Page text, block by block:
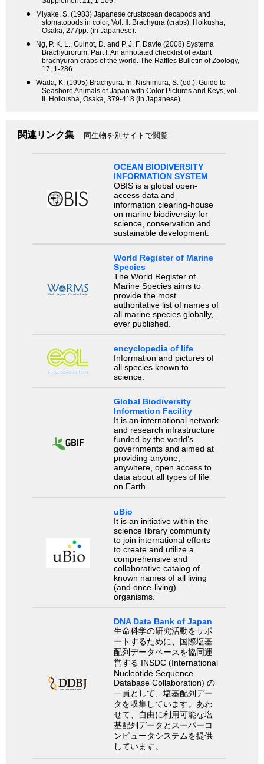
●
Miyake, S. (1983) Japanese crustacean decapods and
stomatopods in color, Vol. Ⅱ. Brachyura (crabs). Hoikusha,
Osaka, 277pp. (in Japanese).
●
Ng, P. K. L., Guinot, D. and P. J. F. Davie (2008) Systema
Brachyurorum: Part I. An annotated checklist of extant
brachyuran crabs of the world. The Raffles Bulletin of Zoology,
17, 1-286.
●
Wada, K. (1995) Brachyura. In: Nishimura, S. (ed.), Guide to
Seashore Animals of Japan with Color Pictures and Keys, vol.
II. Hoikusha, Osaka, 379-418 (in Japanese).
関連リンク集 同生物を別サイトで閲覧
OCEAN BIODIVERSITY
INFORMATION SYSTEM
OBIS is a global open-
access data and
information clearing-house
on marine biodiversity for
science, conservation and
sustainable development.
World Register of Marine
Species
The World Register of
Marine Species aims to
provide the most
authoritative list of names of
all marine species globally,
ever published.
encyclopedia of life
Information and pictures of
all species known to
science.
Global Biodiversity
Information Facility
It is an international network
and research infrastructure
funded by the world’s
governments and aimed at
providing anyone,
anywhere, open access to
data about all types of life
on Earth.
uBio
It is an initiative within the
science library community
to join international efforts
to create and utilize a
comprehensive and
collaborative catalog of
known names of all living
(and once-living)
organisms.
DNA Data Bank of Japan
生命科学の研究活動をサポ
ートするために、国際塩基
配列データベースを協同運
営する INSDC (International
Nucleotide Sequence
Database Collaboration) の
一員として、塩基配列デー
タを収集しています。あわ
せて、自由に利用可能な塩
基配列データとスーパーコ
ンピュータシステムを提供
しています。